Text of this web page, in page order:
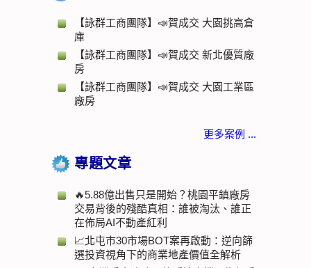
【詠群工商團隊】📣賀成交 大園挑高倉
庫
【詠群工商團隊】📣賀成交 新北優質廠
房
【詠群工商團隊】📣賀成交 大園工業區
廠房
更多案例 ...
專題文章
🔥5.88億出售只是開始？桃園平鎮廠房
交易背後的殘酷真相：誰被淘汰、誰正
在佈局AI不動產紅利
📈北屯市30市場BOT案再啟動：逆向篩
選投資視角下的商業地產價值全解析